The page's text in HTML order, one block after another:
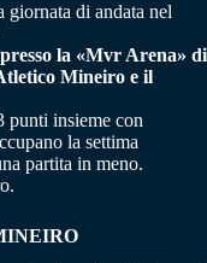
di andata nel
la «Mvr Arena» di
Mineiro e il
punti insieme con
la settima
partita in meno.